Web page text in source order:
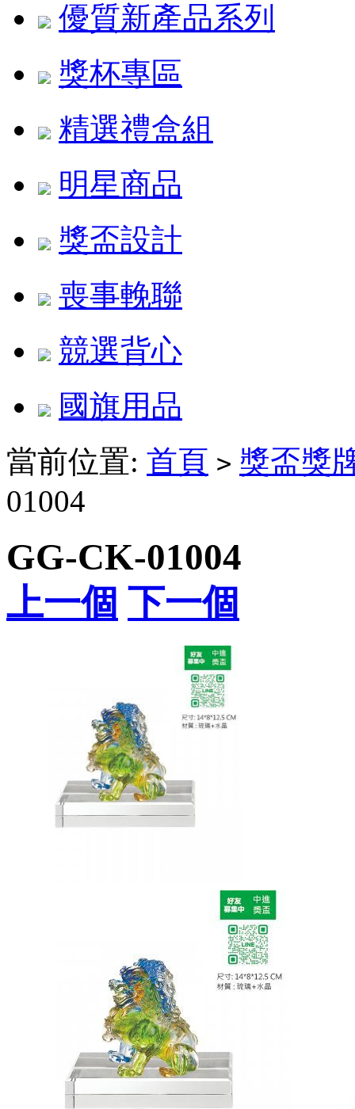
優質新產品系列
獎杯專區
精選禮盒組
明星商品
獎盃設計
喪事輓聯
競選背心
國旗用品
當前位置: 首頁 > 獎盃獎
01004
GG-CK-01004
上一個 下一個